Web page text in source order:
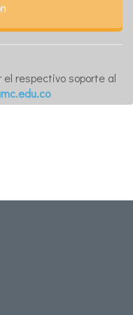
respectivo soporte al